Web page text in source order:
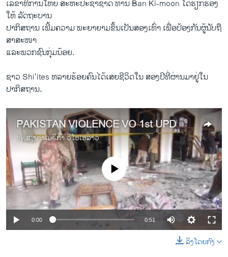
​ເລຂາທິການ​ໃຫຍ່ ສະຫະ​ປະຊາ​ຊາດ ທ່ານ Ban Ki-moon ​ໄດ້​ຮຽກຮ້ອງ​
ໃຫ້ ລັດຖະບານ​
ປາ​ກິ​ສຖານ ເພີ້​ມຄວາມ ພະຍາຍາມຂຶ້ນເປັນສອງ​ເທົ່າ ​ເພື່ອປ້ອງ​ກັນຜູ້​ນັບ​ຖື​
ສາສະໜາ
ແລະພວກ​ຊົນກຸ່ມ​ນ້ອຍ.
ຊາວ Shi’ites ຫລາຍ​ຮ້ອຍ​ຄົນ​ໄດ້​ເສຍ​ຊີວິດ​ໃນ ສອງ​ປີ​ທີ່​ຜ່ານ​ມາ​ຢູ່ໃນ​
ປາກິສຖານ.
PAKISTAN VIOLENCE VO 1st UPD
byສຽງອາເມຣິກາ ວີໂອເອລາວ
No media source currently available
0:00 0:51
ລິງໂດຍກົງ